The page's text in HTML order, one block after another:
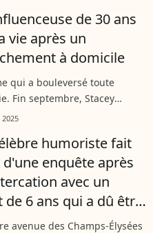
corps de la jeune
présentait...
de 30 ans
vie après un
à domicile
qui a bouleversé toute
Fin septembre, Stacey
influenceuse culinaire, est
qui s'est déroulé à son
humoriste fait
enquête après
avec un
de 6 ans qui a dû être
charge
avenue des Champs-Élysées